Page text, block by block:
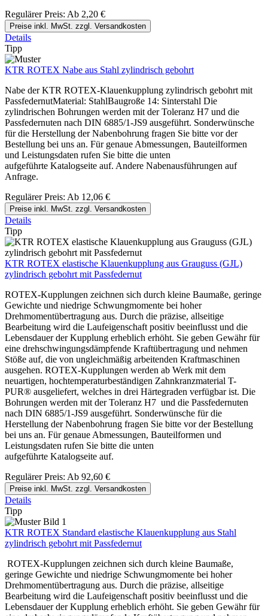
Regulärer Preis: Ab 2,20 €
Preise inkl. MwSt. zzgl. Versandkosten
Details
Tipp
KTR ROTEX Nabe aus Stahl zylindrisch gebohrt
Nabe der KTR ROTEX-Klauenkupplung zylindrisch gebohrt mit
PassfedernutMaterial: StahlBaugroße 14: Sinterstahl Die
zylindrischen Bohrungen werden mit der Toleranz H7 und die
Passfedernuten nach DIN 6885/1-JS9 ausgeführt. Sonderwünsche
für die Herstellung der Nabenbohrung fragen Sie bitte vor der
Bestellung bei uns an. Für genaue Abmessungen, Bauteilformen
und Leistungsdaten rufen Sie bitte die unten
aufgeführte Katalogseite auf. Andere Nabenausführungen auf
Anfrage.
Regulärer Preis: Ab 12,06 €
Preise inkl. MwSt. zzgl. Versandkosten
Details
Tipp
KTR ROTEX elastische Klauenkupplung aus Grauguss (GJL)
zylindrisch gebohrt mit Passfedernut
ROTEX-Kupplungen zeichnen sich durch kleine Baumaße, geringe
Gewichte und niedrige Schwungmomente bei hoher
Drehmomentübertragung aus. Durch die präzise, allseitige
Bearbeitung wird die Laufeigenschaft positiv beeinflusst und die
Lebensdauer der Kupplung erheblich erhöht. Sie geben Gewähr für
eine drehschwingungsdämpfende Kraftübertragung und nehmen
Stöße auf, die von ungleichmäßig arbeitenden Kraftmaschinen
ausgehen. ROTEX-Kupplungen werden ab Werk mit dem
neuartigen, hochtemperaturbeständigen Zahnkranzmaterial T-
PUR® ausgeliefert, welches in drei Härtegraden verfügbar ist. Die
Bohrungen werden mit der Toleranz H7 und die Passfedernuten
nach DIN 6885/1-JS9 ausgeführt. Sonderwünsche für die
Herstellung der Nabenbohrung fragen Sie bitte vor der Bestellung
bei uns an. Für genaue Abmessungen, Bauteilformen und
Leistungsdaten rufen Sie bitte die unten
aufgeführte Katalogseite auf.
Regulärer Preis: Ab 92,60 €
Preise inkl. MwSt. zzgl. Versandkosten
Details
Tipp
KTR ROTEX Standard elastische Klauenkupplung aus Stahl
zylindrisch gebohrt mit Passfedernut
ROTEX-Kupplungen zeichnen sich durch kleine Baumaße,
geringe Gewichte und niedrige Schwungmomente bei hoher
Drehmomentübertragung aus. Durch die präzise, allseitige
Bearbeitung wird die Laufeigenschaft positiv beeinflusst und die
Lebensdauer der Kupplung erheblich erhöht. Sie geben Gewähr für